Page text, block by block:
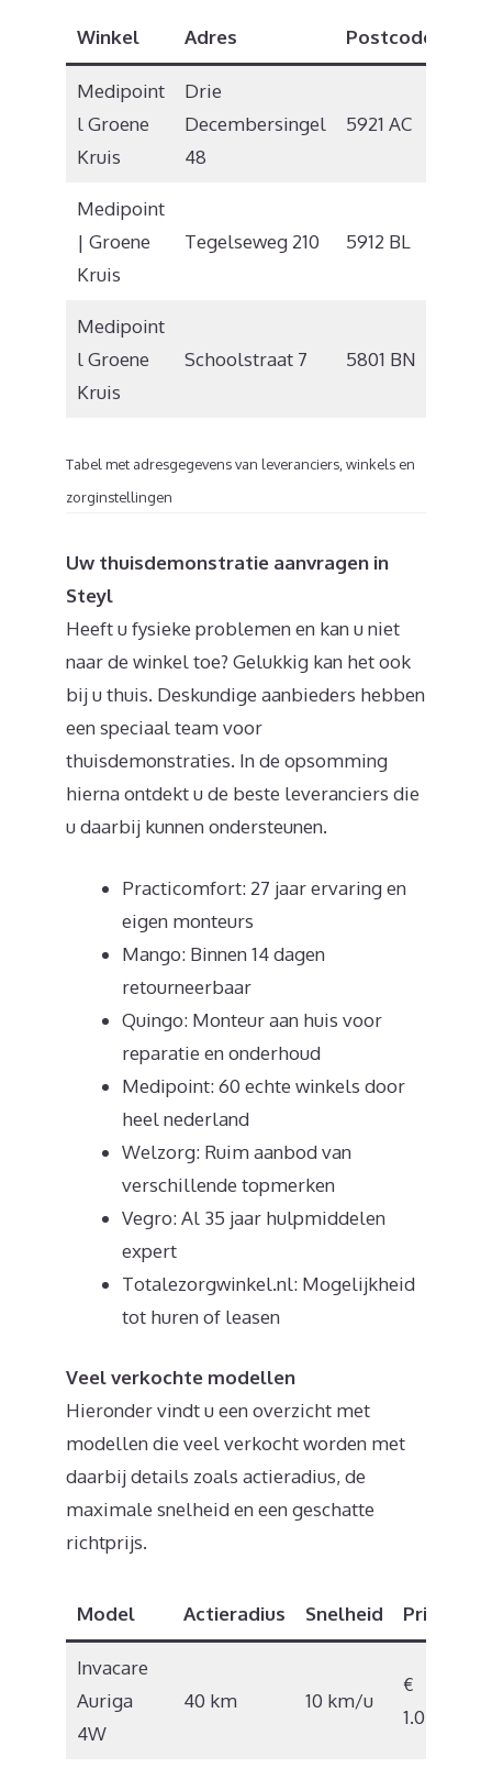
Winkel Adres Postcode
Medipoint
l Groene
Kruis
Drie
Decembersingel
48
5921 AC
Medipoint
| Groene
Kruis
Tegelseweg 210 5912 BL
Medipoint
l Groene
Kruis
Schoolstraat 7 5801 BN
Tabel met adresgegevens van leveranciers, winkels en
zorginstellingen
Uw thuisdemonstratie aanvragen in
Steyl
Heeft u fysieke problemen en kan u niet
naar de winkel toe? Gelukkig kan het ook
bij u thuis. Deskundige aanbieders hebben
een speciaal team voor
thuisdemonstraties. In de opsomming
hierna ontdekt u de beste leveranciers die
u daarbij kunnen ondersteunen.
Practicomfort: 27 jaar ervaring en
eigen monteurs
Mango: Binnen 14 dagen
retourneerbaar
Quingo: Monteur aan huis voor
reparatie en onderhoud
Medipoint: 60 echte winkels door
heel nederland
Welzorg: Ruim aanbod van
verschillende topmerken
Vegro: Al 35 jaar hulpmiddelen
expert
Totalezorgwinkel.nl: Mogelijkheid
tot huren of leasen
Veel verkochte modellen
Hieronder vindt u een overzicht met
modellen die veel verkocht worden met
daarbij details zoals actieradius, de
maximale snelheid en een geschatte
richtprijs.
Model Actieradius Snelheid Prijs
Invacare
Auriga
4W
40 km 10 km/u
€
1.053